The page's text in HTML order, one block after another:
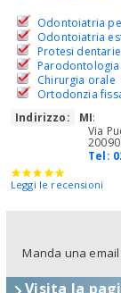
Odontoiatria
Odontoiatria
Protesi dentarie
Parodontologia
Chirurgia orale
Ortodonzia
Indirizzo:
MI:
Via
Tel:
Leggi le recensioni
Manda una
Visita la